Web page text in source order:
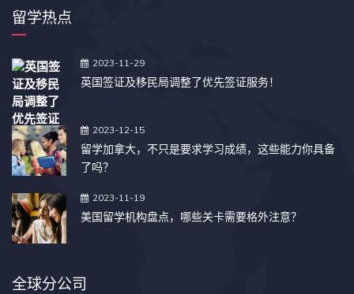
留学热点
2023-11-29
英国签证及移民局调整了优先签证服务！
2023-12-15
留学加拿大，不只是要求学习成绩，这些能力你具备
了吗？
2023-11-19
美国留学机构盘点，哪些关卡需要格外注意？
全球分公司